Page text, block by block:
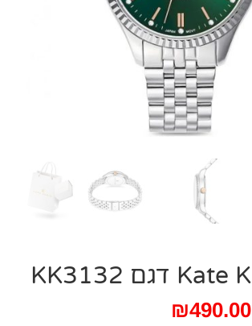
המחיר ₪490.00